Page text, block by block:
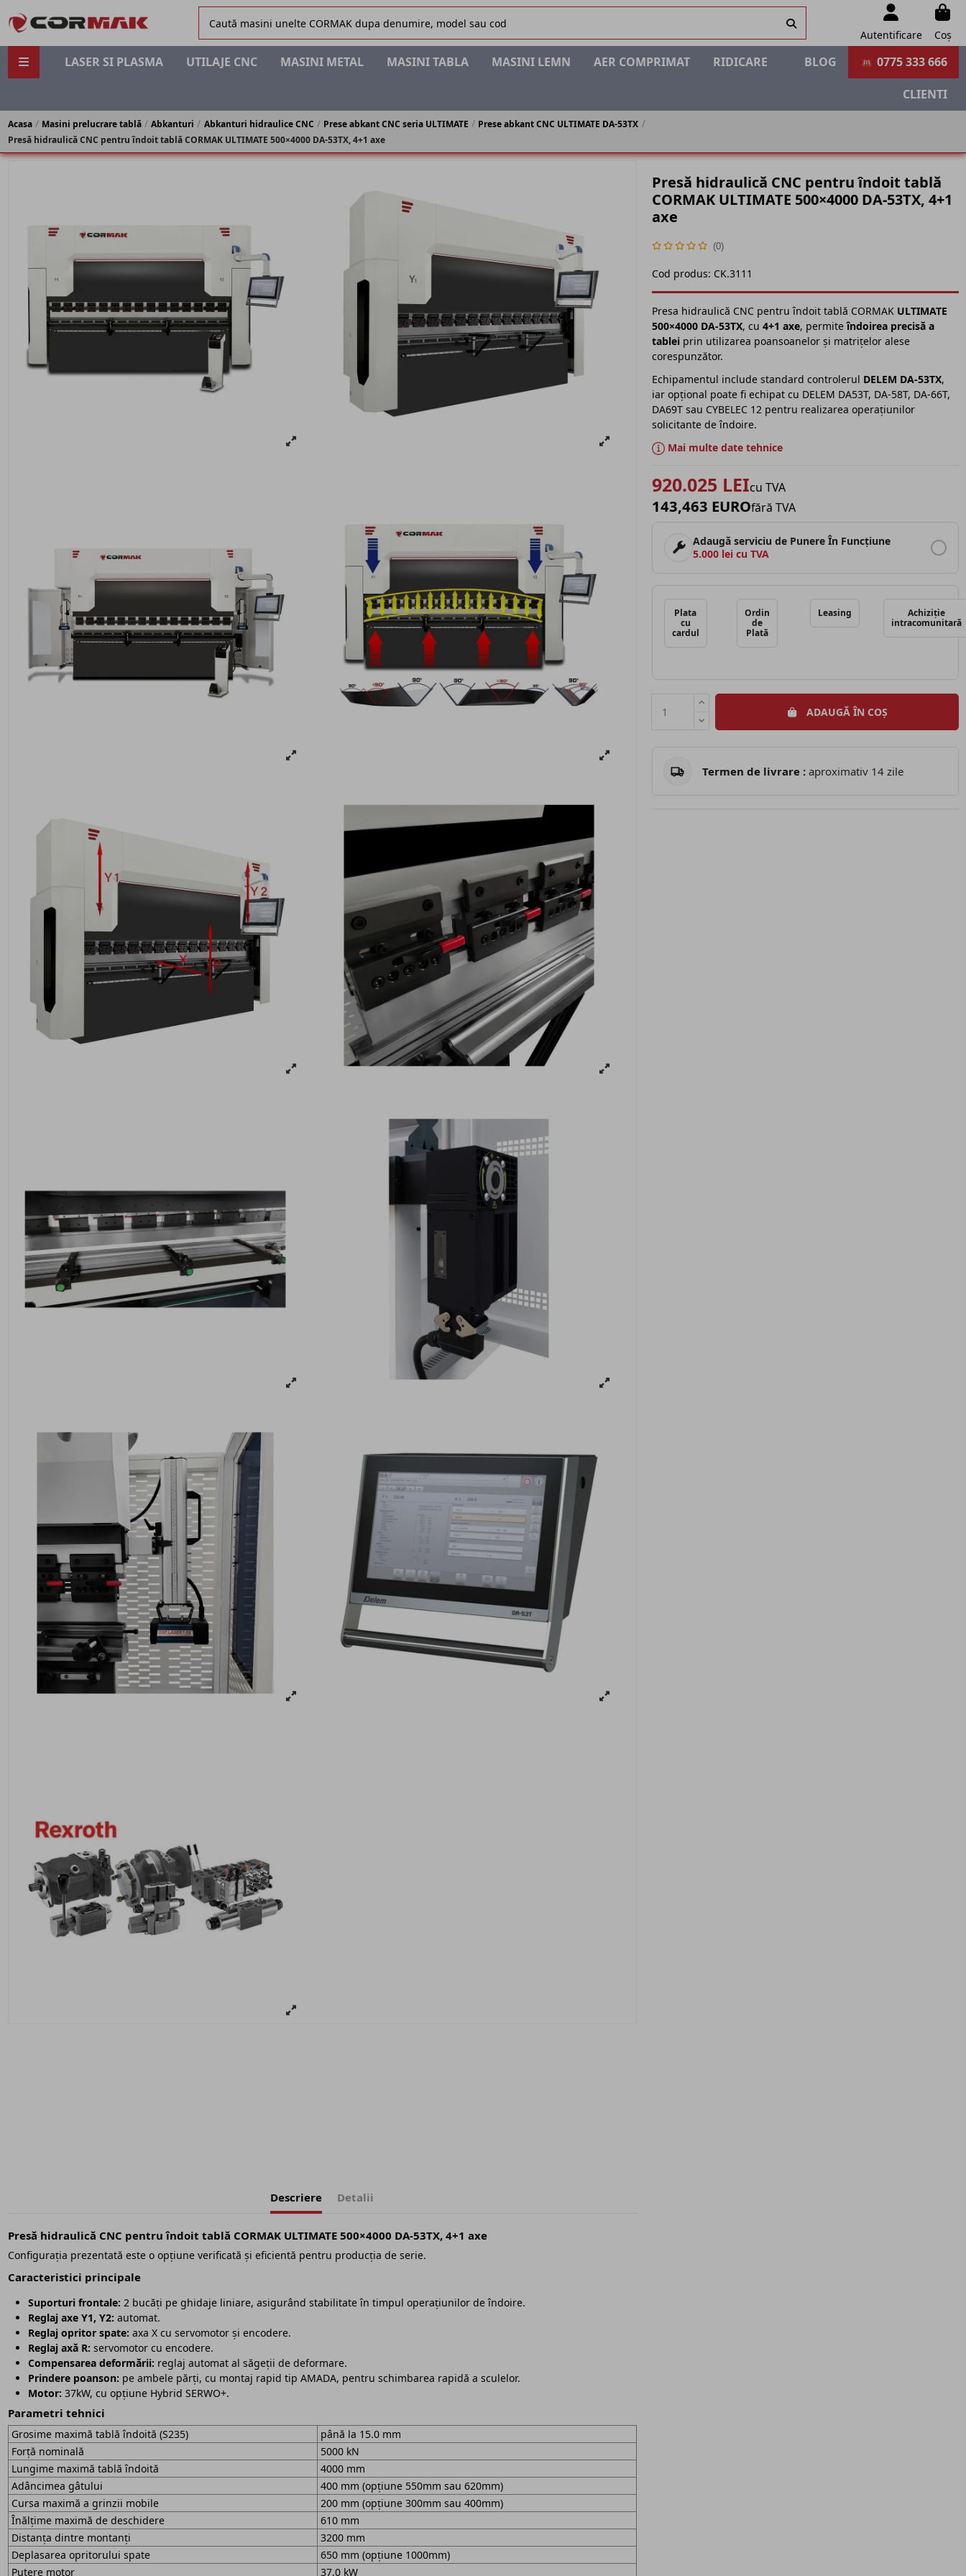
Autentificare Coș
☎ 0775 333 666
LASER SI PLASMA UTILAJE CNC MASINI METAL MASINI TABLA MASINI LEMN AER COMPRIMAT RIDICARE BLOG
CLIENTI
Acasa Masini prelucrare tablă Abkanturi Abkanturi hidraulice CNC Prese abkant CNC seria ULTIMATE
Prese abkant CNC ULTIMATE DA-53TX
Presă hidraulică CNC pentru îndoit tablă CORMAK ULTIMATE 500×4000 DA-53TX, 4+1 axe
Descriere Detalii
Presă hidraulică CNC pentru îndoit tablă CORMAK ULTIMATE 500×4000 DA-53TX, 4+1 axe
Configurația prezentată este o opțiune verificată și eficientă pentru producția de serie.
Caracteristici principale
Suporturi frontale: 2 bucăți pe ghidaje liniare, asigurând stabilitate în timpul operațiunilor de îndoire.
Reglaj axe Y1, Y2: automat.
Reglaj opritor spate: axa X cu servomotor și encodere.
Reglaj axă R: servomotor cu encodere.
Compensarea deformării: reglaj automat al săgeții de deformare.
Prindere poanson: pe ambele părți, cu montaj rapid tip AMADA, pentru schimbarea rapidă a sculelor.
Motor: 37kW, cu opțiune Hybrid SERWO+.
Parametri tehnici
Grosime maximă tablă îndoită (S235)
până la 15.0 mm
Forță nominală
5000 kN
Lungime maximă tablă îndoită
4000 mm
Adâncimea gâtului
400 mm (opțiune 550mm sau 620mm)
Cursa maximă a grinzii mobile
200 mm (opțiune 300mm sau 400mm)
Înălțime maximă de deschidere
610 mm
Distanța dintre montanți
3200 mm
Deplasarea opritorului spate
650 mm (opțiune 1000mm)
Putere motor
37,0 kW
Presă hidraulică CNC pentru îndoit tablă
CORMAK ULTIMATE 500×4000 DA-53TX, 4+1
axe
(0)
Cod produs: CK.3111
Presa hidraulică CNC pentru îndoit tablă CORMAK ULTIMATE
500×4000 DA-53TX, cu 4+1 axe, permiteîndoirea precisă a
tableiprin utilizarea poansoanelor și matrițelor alese
corespunzător.
Echipamentul include standard controlerul DELEM DA-53TX,
iar opțional poate fi echipat cu DELEM DA53T, DA-58T, DA-66T,
DA69T sau CYBELEC 12 pentru realizarea operațiunilor
solicitante de îndoire.
Mai multe date tehnice
920.025 LEIcu TVA
143,463 EUROfără TVA
Adaugă serviciu de Punere În Funcțiune
5.000 lei cu TVA
Plata
cu
cardul
Ordin
de
Plată
Leasing
Achiziție
intracomunitară
ADAUGĂ ÎN COȘ
Termen de livrare : aproximativ 14 zile